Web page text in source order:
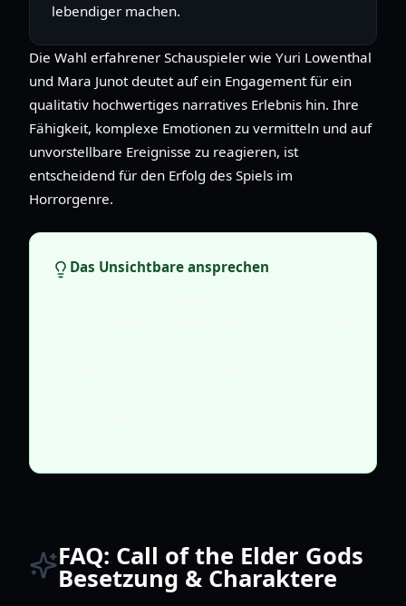
lebendiger machen.
Die Wahl erfahrener Schauspieler wie Yuri Lowenthal
und Mara Junot deutet auf ein Engagement für ein
qualitativ hochwertiges narratives Erlebnis hin. Ihre
Fähigkeit, komplexe Emotionen zu vermitteln und auf
unvorstellbare Ereignisse zu reagieren, ist
entscheidend für den Erfolg des Spiels im
Horrorgenre.
Das Unsichtbare ansprechen
FAQ: Call of the Elder Gods
Besetzung & Charaktere